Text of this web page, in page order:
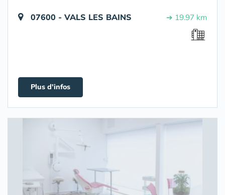
07600 - VALS LES BAINS ➔ 19.97 km
Plus d'infos